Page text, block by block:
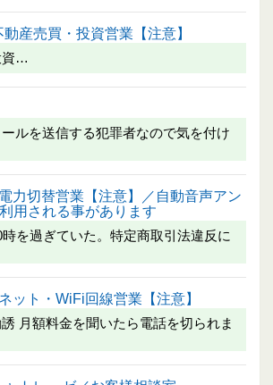
産売買・投資営業【注意】
資…
ルを送信する犯罪者なので気を付け
力切替営業【注意】／自動音声アン
用される事があります
を過ぎていた。特定商取引法違反に
ット・WiFi回線営業【注意】
月額料金を聞いたら電話を切られま